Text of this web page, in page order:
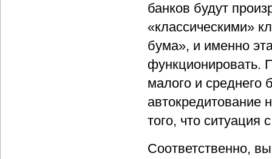
банков будут
«классическими»
бума», и именно
функционировать.
малого и среднего
автокредитование
того, что ситуация
Соответственно,